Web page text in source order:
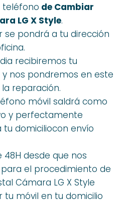
de Cambiar
LG X Style.
se pondrá a tu dirección
recibiremos tu
nos pondremos en este
reparación.
móvil saldrá como
y perfectamente
domiciliocon envío
48H desde que nos
el procedimiento de
Cámara LG X Style
tu móvil en tu domicilio